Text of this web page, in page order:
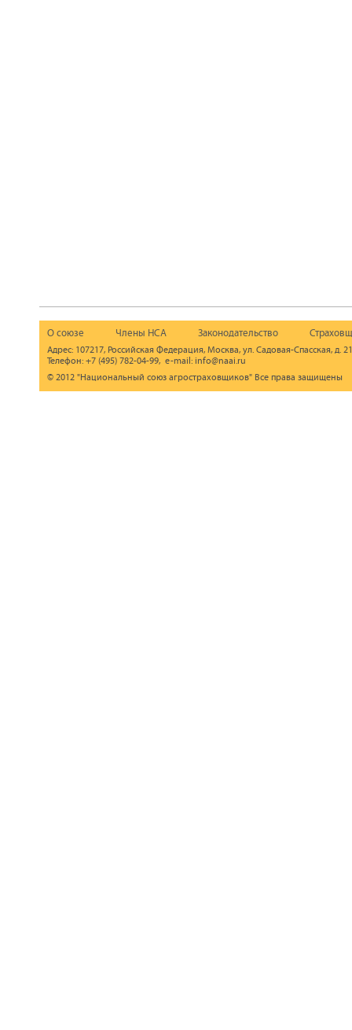
О союзе Члены НСА Законодательство
Адрес: 107217, Российская Федерация, Москва, ул. Садовая-Спасская, д.
Телефон: +7 (495) 782-04-99, e-mail: info@naai.ru
© 2012 "Национальный союз агростраховщиков" Все права защищены